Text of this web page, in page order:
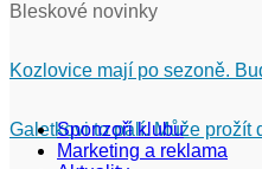
Bleskové novinky
Kozlovice mají po sezoně.
Galetkovi to pálí. Může prožít
Sponzoři klubu
Marketing a reklama